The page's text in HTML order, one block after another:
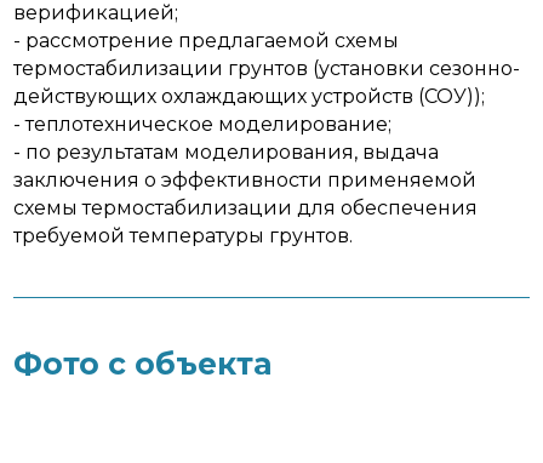
верификацией;
- рассмотрение предлагаемой схемы
термостабилизации грунтов (установки сезонно-
действующих охлаждающих устройств (СОУ));
- теплотехническое моделирование;
- по результатам моделирования, выдача
заключения о эффективности применяемой
схемы термостабилизации для обеспечения
требуемой температуры грунтов.
Фото с объекта